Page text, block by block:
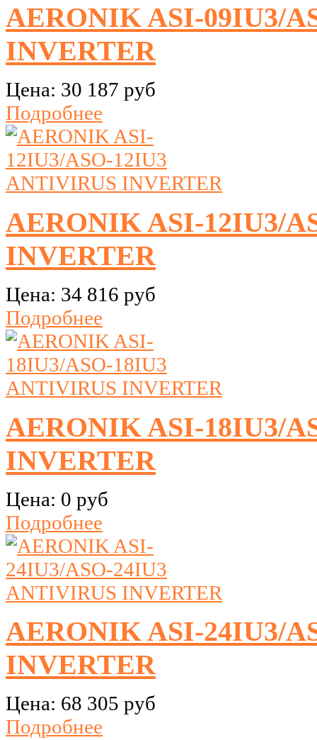
AERONIK ASI-09IU3/
INVERTER
Цена: 30 187 руб
Подробнее
AERONIK ASI-12IU3/
INVERTER
Цена: 34 816 руб
Подробнее
AERONIK ASI-18IU3/
INVERTER
Цена: 0 руб
Подробнее
AERONIK ASI-24IU3/
INVERTER
Цена: 68 305 руб
Подробнее